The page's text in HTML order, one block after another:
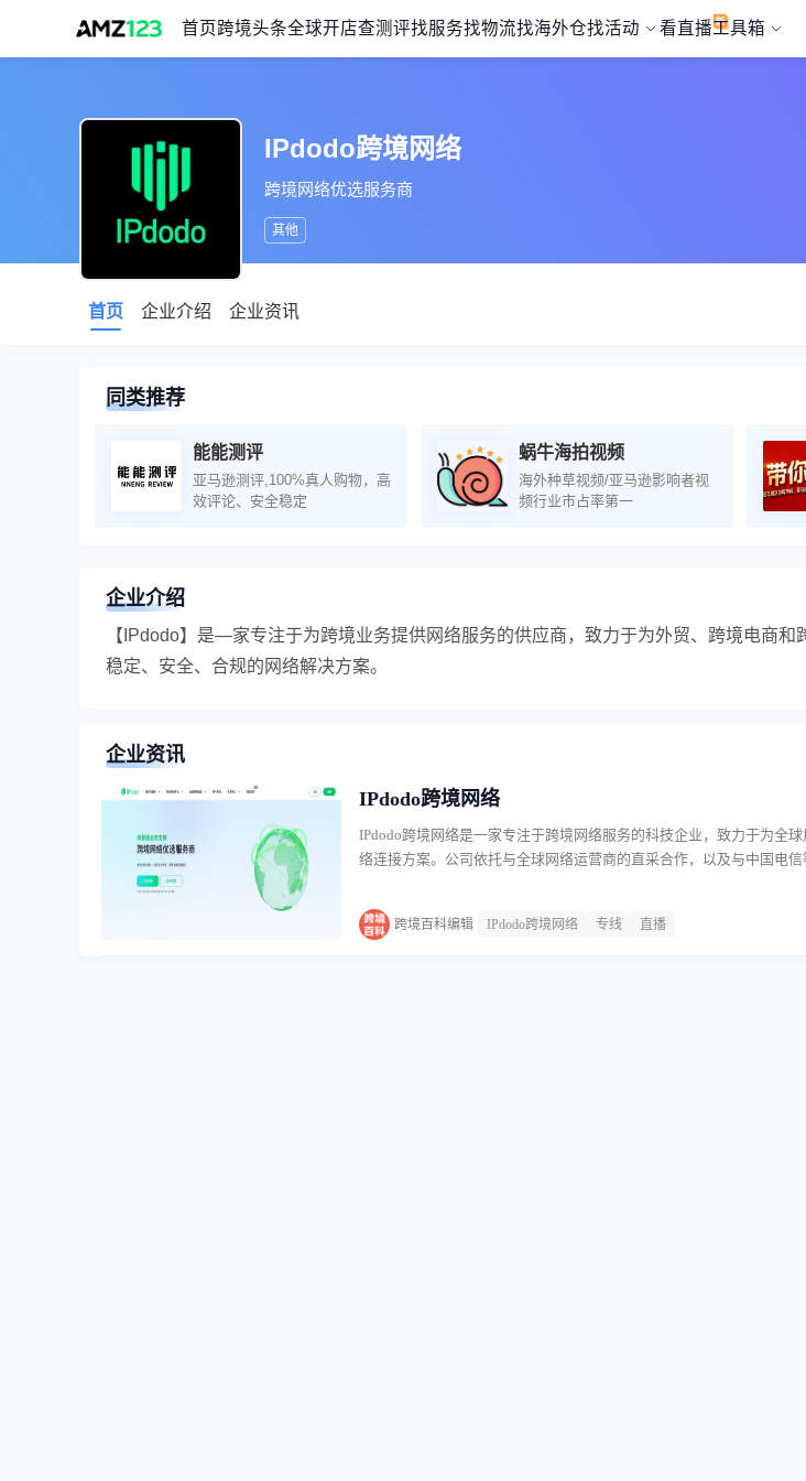
首页 跨境头条全球开店查测评找服务找物流找海外仓找活动 看直播工具箱
IPdodo跨境网络
跨境网络优选服务商
其他
首页 企业介绍 企业资讯
同类推荐
能能测评
亚马逊测评,100%真人购物，高
效评论、安全稳定
蜗牛海拍视频
海外种草视频/亚马逊影响者视
频行业市占率第一
企业介绍
【IPdodo】是—家专注于为跨境业务提供网络服务的供应商，致力于为外贸、跨境电商和
稳定、安全、合规的网络解决方案。
企业资讯
IPdodo跨境网络
IPdodo跨境网络是一家专注于跨境网络服务的科技企业，致力于为全
络连接方案。公司依托与全球网络运营商的直采合作，以及与中国电信
相关软硬件产品，主要面向跨境电商、海外直播、社交媒体运营、外贸
跨境网络的核心业务围绕跨境网络连接展开，具体包括以下几类产品
跨境百科编辑 IPdodo跨境网络 专线 直播